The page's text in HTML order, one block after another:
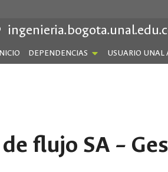
DEPENDENCIAS USUARIO UNAL
flujo SA –